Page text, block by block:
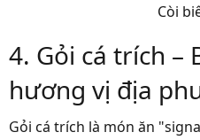
Còi
4. Gỏi cá trích –
hương vị địa
Gỏi cá trích là món ăn